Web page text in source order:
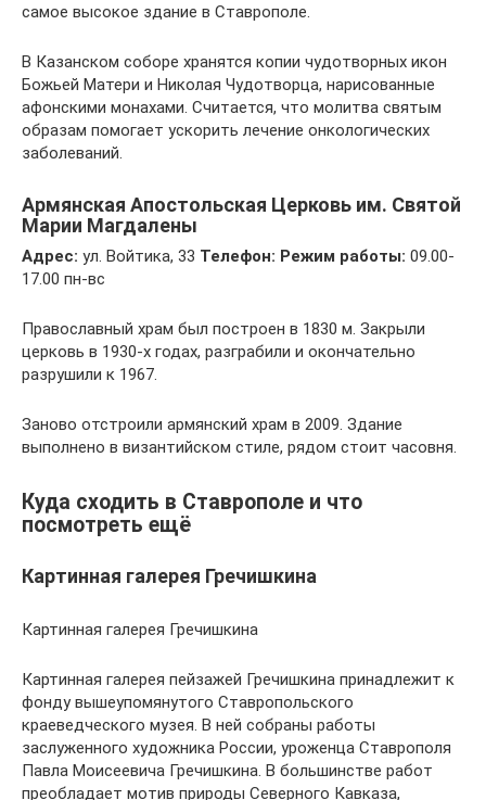
самое высокое здание в Ставрополе.
В Казанском соборе хранятся копии чудотворных икон
Божьей Матери и Николая Чудотворца, нарисованные
афонскими монахами. Считается, что молитва святым
образам помогает ускорить лечение онкологических
заболеваний.
Армянская Апостольская Церковь им. Святой
Марии Магдалены
Адрес: ул. Войтика, 33 Телефон: Режим работы: 09.00-
17.00 пн-вс
Православный храм был построен в 1830 м. Закрыли
церковь в 1930-х годах, разграбили и окончательно
разрушили к 1967.
Заново отстроили армянский храм в 2009. Здание
выполнено в византийском стиле, рядом стоит часовня.
Куда сходить в Ставрополе и что
посмотреть ещё
Картинная галерея Гречишкина
Картинная галерея Гречишкина
Картинная галерея пейзажей Гречишкина принадлежит к
фонду вышеупомянутого Ставропольского
краеведческого музея. В ней собраны работы
заслуженного художника России, уроженца Ставрополя
Павла Моисеевича Гречишкина. В большинстве работ
преобладает мотив природы Северного Кавказа,